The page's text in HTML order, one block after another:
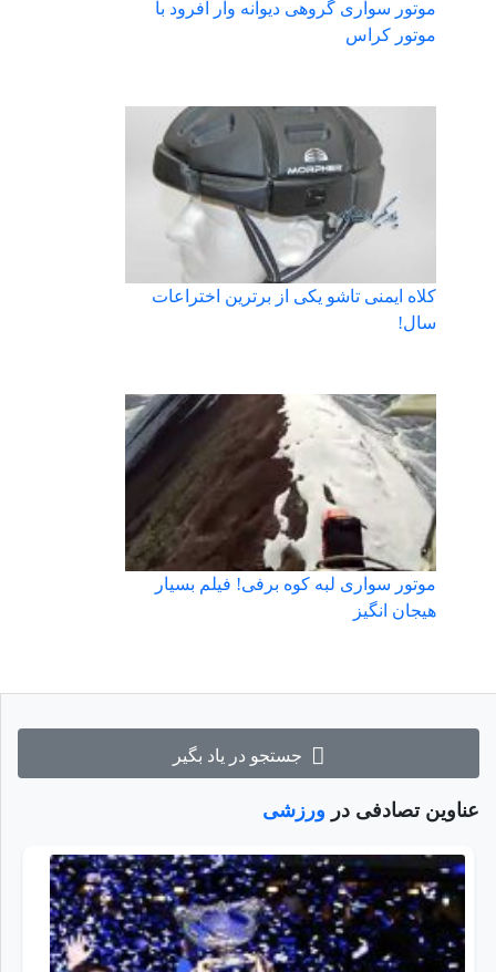
جستجو در یاد بگیر
عناوین تصادفی در ورزشی
موتور سواری گروهی دیوانه وار آفرود با
موتور کراس
کلاه ایمنی تاشو یکی از برترین اختراعات
سال!
موتور سواری لبه کوه برفی! فیلم بسیار
هیجان انگیز